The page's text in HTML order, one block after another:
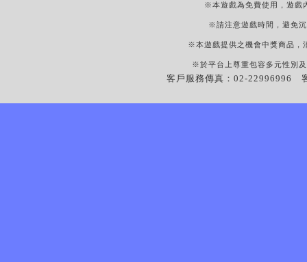
※本遊戲為免費使用，遊戲
※請注意遊戲時間，避免
※本遊戲提供之機會中獎商品，
※於平台上尊重包容多元性別
客戶服務傳真：02-22996996